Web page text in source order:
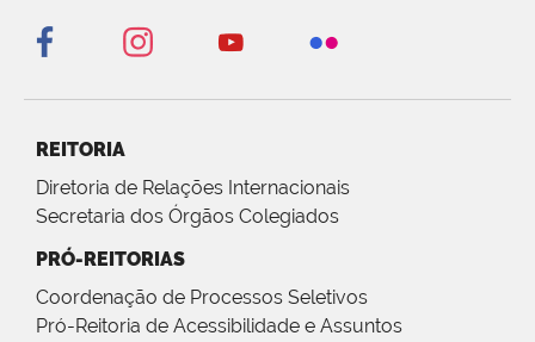
REITORIA
Diretoria de Relações Internacionais
Secretaria dos Órgãos Colegiados
PRÓ-REITORIAS
Coordenação de Processos Seletivos
Pró-Reitoria de Acessibilidade e Assuntos